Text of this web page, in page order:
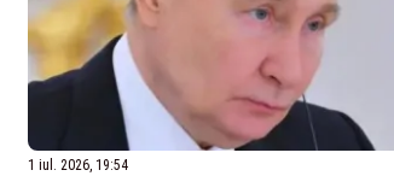
1 iul. 2026, 19:54